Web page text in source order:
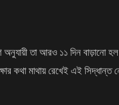
তা আরও ১১ দিন বাড়ানো
কথা মাথায় রেখেই এই সিদ্ধান্ত